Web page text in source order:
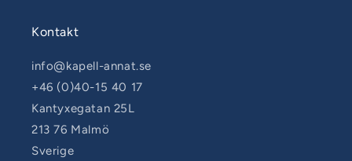
Kontakt
info@kapell-annat.se
+46 (0)40-15 40 17
Kantyxegatan 25L
213 76 Malmö
Sverige